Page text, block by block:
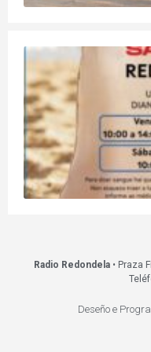
Radio Redondela• Praza
Deseño e